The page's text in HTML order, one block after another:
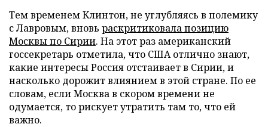
Тем временем Клинтон, не углубляясь в полемику
с Лавровым, вновь раскритиковала позицию
Москвы по Сирии. На этот раз американский
госсекретарь отметила, что США отлично знают,
какие интересы Россия отстаивает в Сирии, и
насколько дорожит влиянием в этой стране. По ее
словам, если Москва в скором времени не
одумается, то рискует утратить там то, что ей
важно.